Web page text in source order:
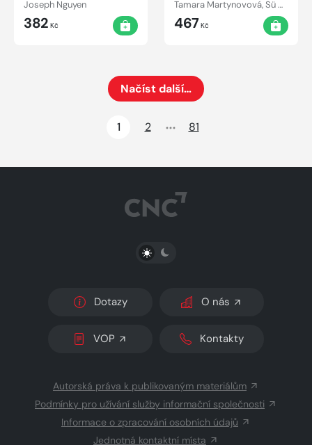
pracovní sešit
Joseph Nguyen
382 Kč
Tamara Martynovová, Sü Ming-tchang
467Kč
Načíst další…
1
2 81
PŘEPNOUT SVĚTLÝ/TMAVÝ REŽIM
Dotazy O nás
VOP Kontakty
Autorská práva k publikovaným materiálům
Podmínky pro užívání služby informační společnosti
Informace o zpracování osobních údajů
Jednotná kontaktní místa